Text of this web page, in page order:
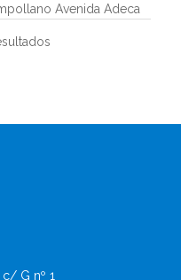
Avenida Adeca
C/D nº 58
G nº 1